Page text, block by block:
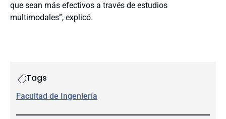
que sean más efectivos a través de estudios
multimodales”, explicó.
Tags
Facultad de Ingeniería